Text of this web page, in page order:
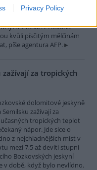
Privacy Policy
leží na břehu Dunaje, je
v řasách. Hladina
kvůli písčitým mělčinám
píše agentura AFP.
za tropických
dolomitové jeskyně
Semilsku zažívají za
tropických teplot
nápor. Jde sice o
z nejchladnějších míst v
mezi 7,5 až devíti stupni
Bozkovských jeskyní
v době, když bylo nevlídno.